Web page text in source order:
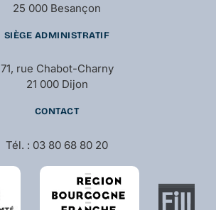
25 000 Besançon
SIÈGE ADMINISTRATIF
71, rue Chabot-Charny
21 000 Dijon
CONTACT
Tél. : 03 80 68 80 20